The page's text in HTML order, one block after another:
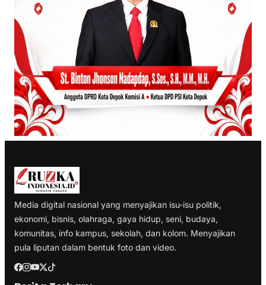
Media digital nasional yang menyajikan isu-isu politik,
ekonomi, bisnis, olahraga, gaya hidup, seni, budaya,
komunitas, info kampus, sekolah, dan kolom. Menyajikan
pula liputan dalam bentuk foto dan video.